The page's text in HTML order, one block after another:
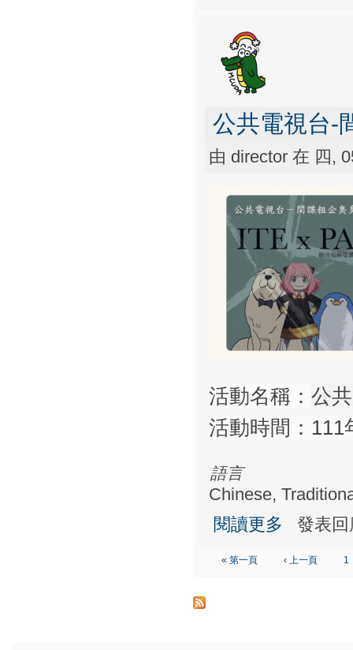
公共電視台-
由 director在 四,
活動名稱： 公
活動時間：111
語言
Chinese,
閱讀更多
關於公共電視
發表
頁面« 第一頁 ‹ 上一頁 1